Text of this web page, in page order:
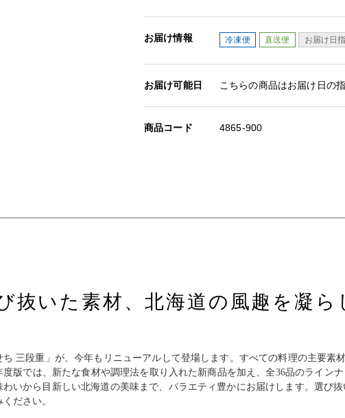
お届け情報 冷凍便 直送便 お届け日
お届け可能日 こちらの商品はお届け日の
商品コード 4865-900
抜いた素材、北海道の風趣を凝ら
三段重」が、今年もリニューアルして登場します。すべての料理の主要素
版では、新たな食材や調理法を取り入れた新商品を加え、全36品のライン
いから目新しい北海道の美味まで、バラエティ豊かにお届けします。選び
ださい。